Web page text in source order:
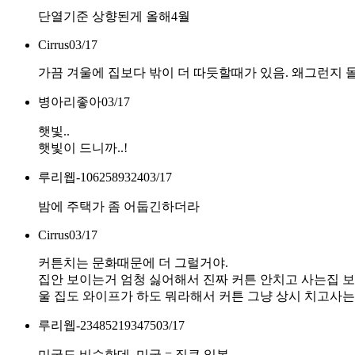
단열기준 상향된게 올해4월
Cirrus03/17
가끔 겨울에 집보다 밖이 더 따듯할때가 있음. 왜그런지
병아리좋아03/17
햇빛..
햇빛이 드니까..!
루리웹-106258932403/17
밤에 주택가 좀 어둡긴하더라
Cirrus03/17
커튼치는 문화때문에 더 그럴거야.
집안 보이는거 엄청 싫어해서 진짜 커튼 안치고 사는집
울 집도 와이프가 하도 뭐라해서 커튼 그냥 상시 치고사
루리웹-23485219347503/17